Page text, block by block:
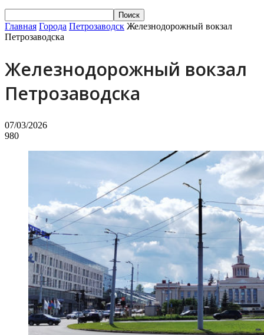
Главная Города Петрозаводск Железнодорожный вокзал
Петрозаводска
Железнодорожный вокзал
Петрозаводска
07/03/2026
980